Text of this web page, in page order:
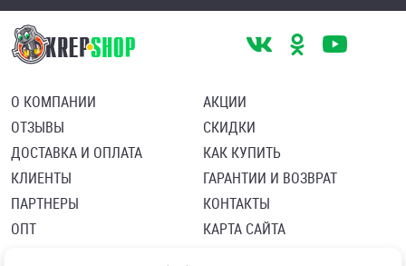
О КОМПАНИИ
ОТЗЫВЫ
ДОСТАВКА И ОПЛАТА
КЛИЕНТЫ
ПАРТНЕРЫ
ОПТ
АКЦИИ
СКИДКИ
КАК КУПИТЬ
ГАРАНТИИ И ВОЗВРАТ
КОНТАКТЫ
КАРТА САЙТА